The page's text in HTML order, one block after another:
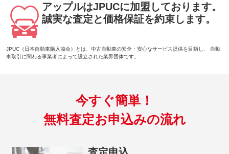
アップルはJPUCに加盟しております。
誠実な査定と価格保証を約束します。
JPUC（日本自動車購入協会）とは、中古自動車の安全・安心なサービス提供を目指し、 自動
車取引に関わる事業者によって設立された業界団体です。
今すぐ簡単！
無料査定お申込みの流れ